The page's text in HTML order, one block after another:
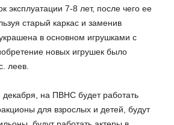
эксплуатации 7-8 лет, после чего ее
старый каркас и заменив
в основном игрушками с
новых игрушек было
леев.
на ПВНС будет работать
для взрослых и детей, будут